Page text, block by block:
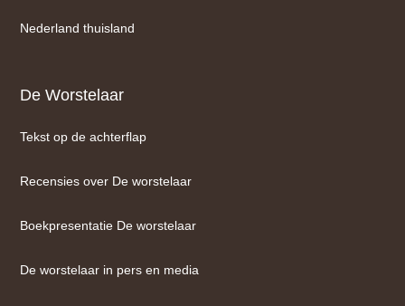
Nederland thuisland
De Worstelaar
Tekst op de achterflap
Recensies over De worstelaar
Boekpresentatie De worstelaar
De worstelaar in pers en media